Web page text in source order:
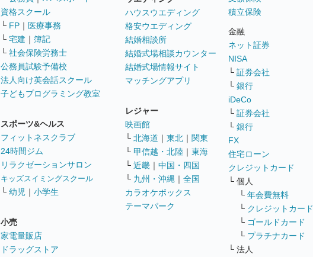
資格スクール
└ FP ｜ 医療事務
└ 宅建 ｜ 簿記
└ 社会保険労務士
公務員試験予備校
法人向け英会話スクール
子どもプログラミング教室
スポーツ&ヘルス
フィットネスクラブ
24時間ジム
リラクゼーションサロン
キッズスイミングスクール
└ 幼児 ｜ 小学生
小売
家電量販店
ドラッグストア
ハウスウエディング
格安ウエディング
結婚相談所
結婚式場相談カウンター
結婚式場情報サイト
マッチングアプリ
レジャー
映画館
└ 北海道 ｜ 東北 ｜ 関東
└ 甲信越・北陸 ｜ 東海
└ 近畿 ｜ 中国・四国
└ 九州・沖縄 ｜ 全国
カラオケボックス
テーマパーク
積立保険
金融
ネット証券
NISA
└ 証券会社
└ 銀行
iDeCo
└ 証券会社
└ 銀行
FX
住宅ローン
クレジットカード
└ 個人
└ 年会費無料
└ クレジットカード
└ ゴールドカード
└ プラチナカード
└ 法人